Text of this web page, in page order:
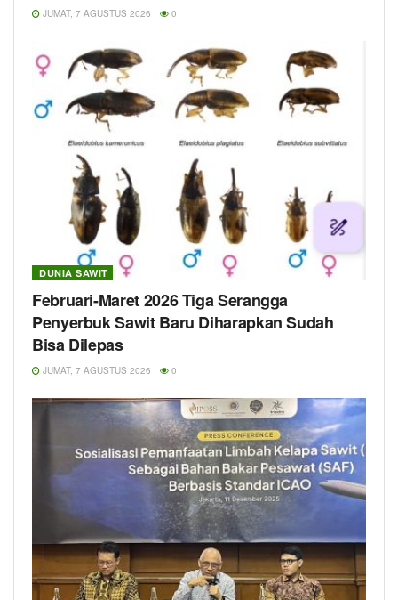
JUMAT, 7 AGUSTUS 2026 0
DUNIA SAWIT
Februari-Maret 2026 Tiga Serangga
Penyerbuk Sawit Baru Diharapkan Sudah
Bisa Dilepas
JUMAT, 7 AGUSTUS 2026 0